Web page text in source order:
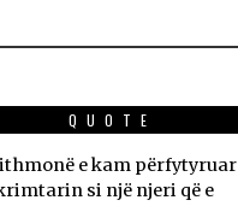
QUOTE
e kam përfytyruar
si një njeri që e